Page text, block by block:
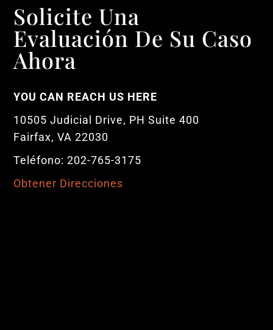
Solicite Una
Evaluación De Su Caso
Ahora
YOU CAN REACH US HERE
10505 Judicial Drive, PH Suite 400
Fairfax, VA 22030
Teléfono: 202-765-3175
Obtener Direcciones